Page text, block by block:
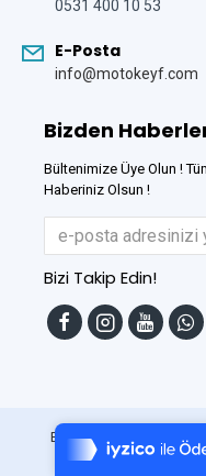
7/24 Canlı
%100
0531 400 10 53
E-Posta
info@motokeyf.com
Bizden
Bültenimize Üye Olun !
Haberiniz Olsun !
Bizi Takip Edin!
Bu Site DumanSoft